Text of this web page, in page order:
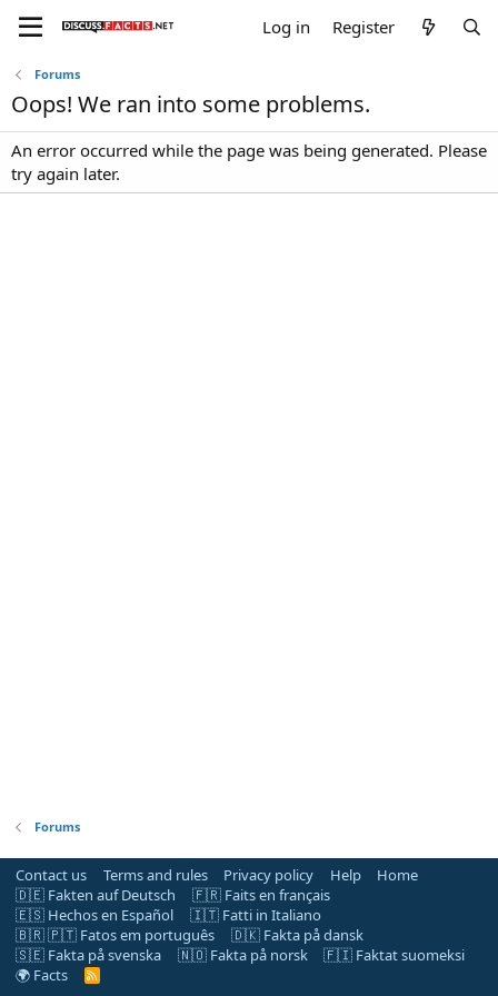
Log in Register
Forums
Oops! We ran into some problems.
An error occurred while the page was being generated. Please
try again later.
Forums
Contact us Terms and rules Privacy policy Help
Home
🇩🇪 Fakten auf Deutsch
🇫🇷 Faits en français
🇪🇸 Hechos en Español
🇮🇹 Fatti in Italiano
🇧🇷 🇵🇹 Fatos em português
🇩🇰 Fakta på dansk
🇸🇪 Fakta på svenska
🇳🇴 Fakta på norsk
🇫🇮 Faktat suomeksi
🌍 Facts
R